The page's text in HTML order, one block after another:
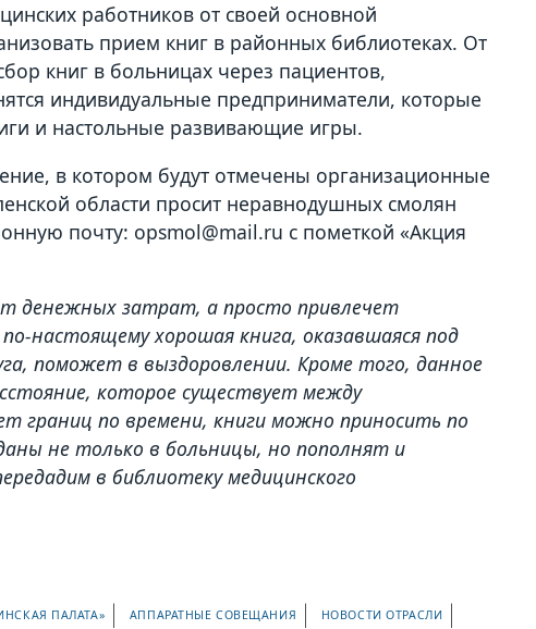
работников от своей основной
прием книг в районных библиотеках. От
книг в больницах через пациентов,
индивидуальные предприниматели, которые
и настольные развивающие игры.
в котором будут отмечены организационные
области просит неравнодушных смолян
почту: opsmol@mail.ru с пометкой «Акция
денежных затрат, а просто привлечет
настоящему хорошая книга, оказавшаяся под
поможет в выздоровлении. Кроме того, данное
которое существует между
границ по времени, книги можно приносить по
не только в больницы, но пополнят и
в библиотеку медицинского
ПАЛАТА» АППАРАТНЫЕ СОВЕЩАНИЯ НОВОСТИ ОТРАСЛИ